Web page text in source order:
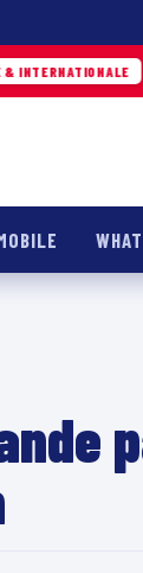
Hier · 13h46